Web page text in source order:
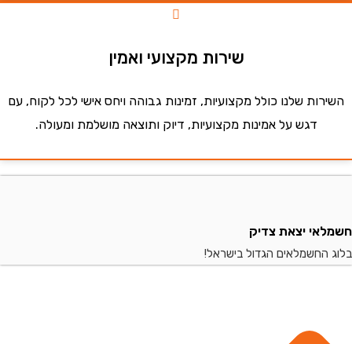
שירות מקצועי ואמין
שלנו כולל מקצועיות, זמינות גבוהה ויחס אישי לכל לקוח, עם
דגש על אמינות מקצועיות, דיוק ותוצאה מושלמת ומעולה.
יצאת צדיק
הגדול בישראל!